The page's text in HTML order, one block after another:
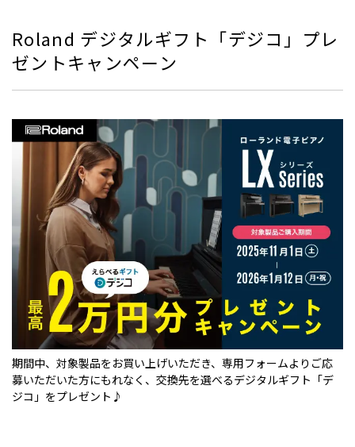
Roland デジタルギフト「デジコ」プレ
ゼントキャンペーン
期間中、対象製品をお買い上げいただき、専用フォームよりご応
募いただいた方にもれなく、交換先を選べるデジタルギフト「デ
ジコ」をプレゼント♪